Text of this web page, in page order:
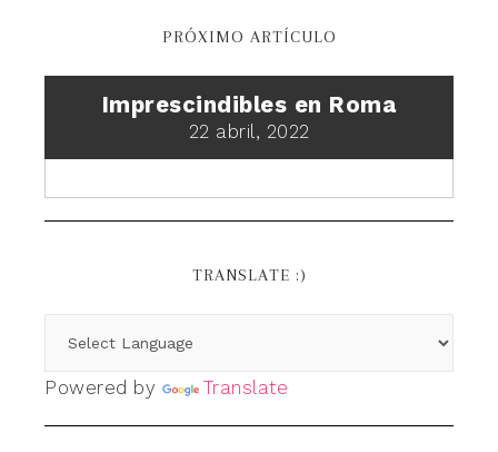
PRÓXIMO ARTÍCULO
Imprescindibles en Roma
22 abril, 2022
TRANSLATE :)
Powered by Translate